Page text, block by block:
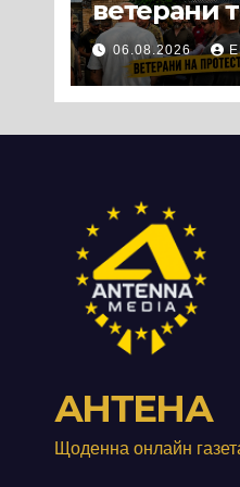
ветерани
місцеві
вийшли
протест до
м’яса птиці
06.08.2026
АНТЕНА
Щоденна онлайн